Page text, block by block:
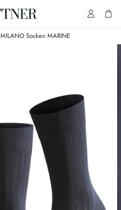
AccountCart
MILANO Socken MARINE